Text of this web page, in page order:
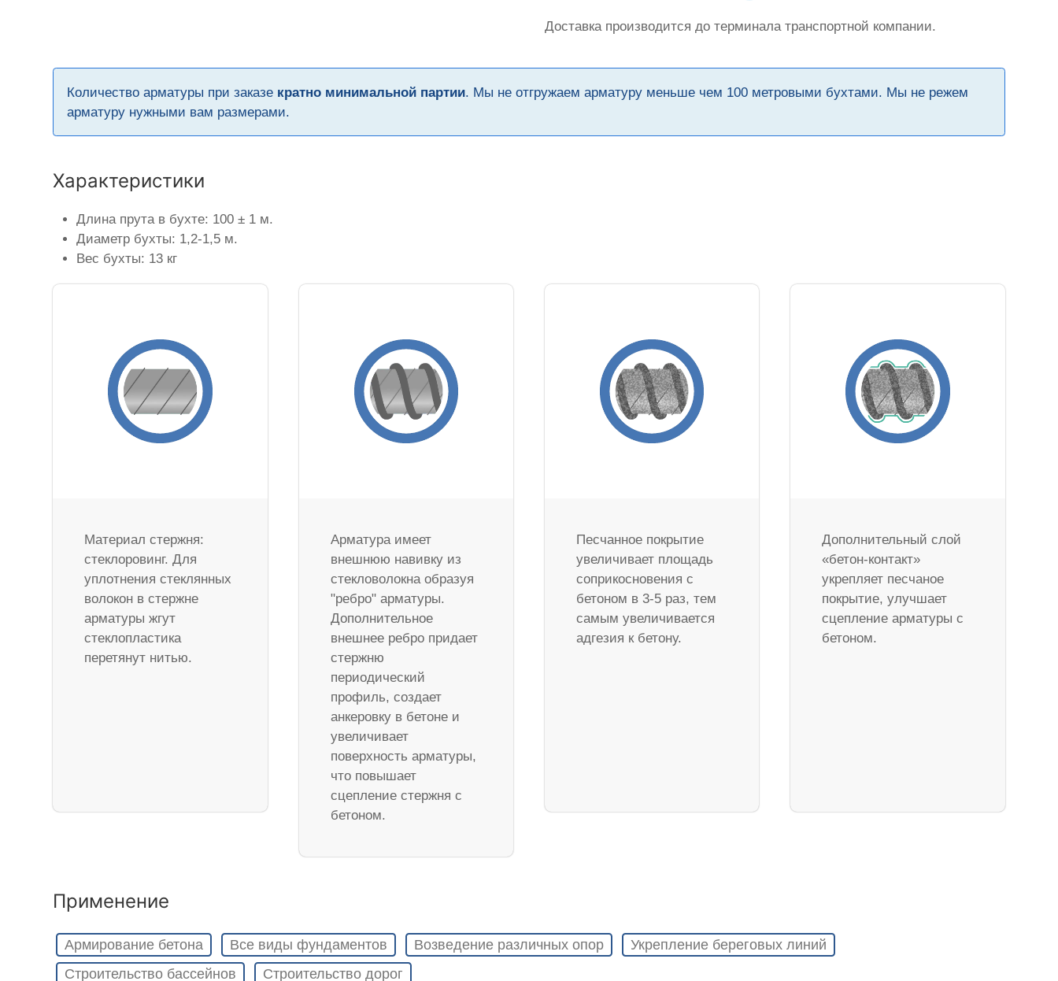
Доставка производится до терминала транспортной компании.
Количество арматуры при заказе кратно минимальной партии. Мы не отгружаем арматуру меньше чем 100 метровыми бухтами. Мы не режем
арматуру нужными вам размерами.
Характеристики
Длина прута в бухте: 100 ± 1 м.
Диаметр бухты: 1,2-1,5 м.
Вес бухты: 13 кг
Материал стержня:
стеклоровинг. Для
уплотнения стеклянных
волокон в стержне
арматуры жгут
стеклопластика
перетянут нитью.
Арматура имеет
внешнюю навивку из
стекловолокна образуя
"ребро" арматуры.
Дополнительное
внешнее ребро придает
стержню
периодический
профиль, создает
анкеровку в бетоне и
увеличивает
поверхность арматуры,
что повышает
сцепление стержня с
бетоном.
Песчанное покрытие
увеличивает площадь
соприкосновения с
бетоном в 3-5 раз, тем
самым увеличивается
адгезия к бетону.
Дополнительный слой
«бетон-контакт»
укрепляет песчаное
покрытие, улучшает
сцепление арматуры с
бетоном.
Применение
Армирование бетона Все виды фундаментов Возведение различных опор
Укрепление береговых линий
Строительство бассейнов
Строительство дорог